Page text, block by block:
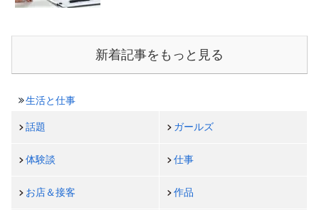
新着記事をもっと見る
生活と仕事
話題 ガールズ
体験談 仕事
お店＆接客 作品